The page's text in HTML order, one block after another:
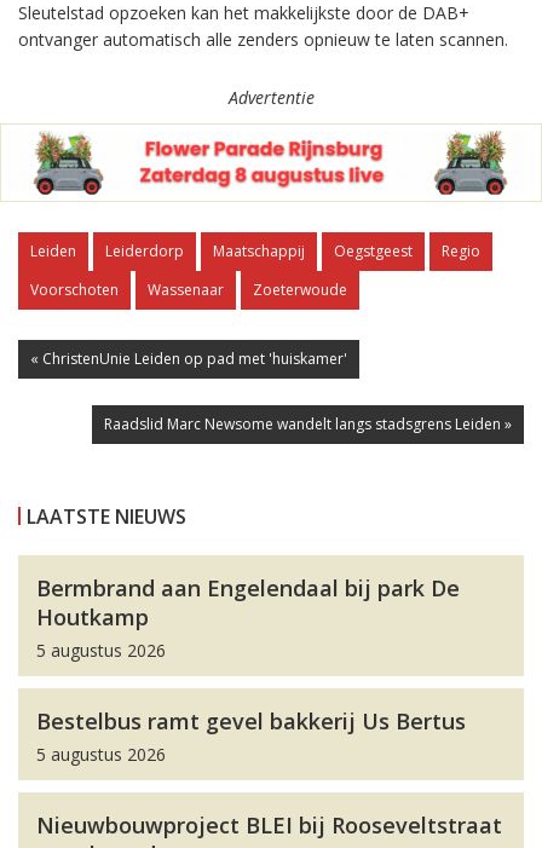
Sleutelstad opzoeken kan het makkelijkste door de DAB+
ontvanger automatisch alle zenders opnieuw te laten scannen.
Advertentie
Leiden Leiderdorp Maatschappij Oegstgeest
Regio
Voorschoten
Wassenaar Zoeterwoude
« ChristenUnie Leiden op pad met 'huiskamer'
Raadslid Marc Newsome wandelt langs stadsgrens Leiden »
LAATSTE NIEUWS
Bermbrand aan Engelendaal bij park De
Houtkamp
5 augustus 2026
Bestelbus ramt gevel bakkerij Us Bertus
5 augustus 2026
Nieuwbouwproject BLEI bij Rooseveltstraat